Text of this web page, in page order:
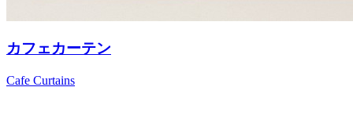
カフェカーテン
Cafe Curtains